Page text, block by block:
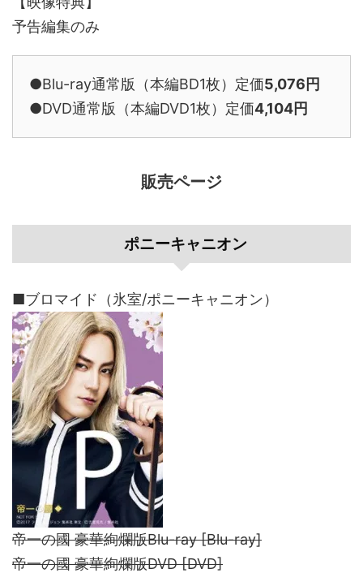
予告編集のみ
●Blu-ray通常版（本編BD1枚）定価5,076円
●DVD通常版（本編DVD1枚）定価4,104円
販売ページ
ポニーキャニオン
■ブロマイド（氷室/ポニーキャニオン）
帝一の國 豪華絢爛版Blu-ray [Blu-ray]
帝一の國 豪華絢爛版DVD [DVD]